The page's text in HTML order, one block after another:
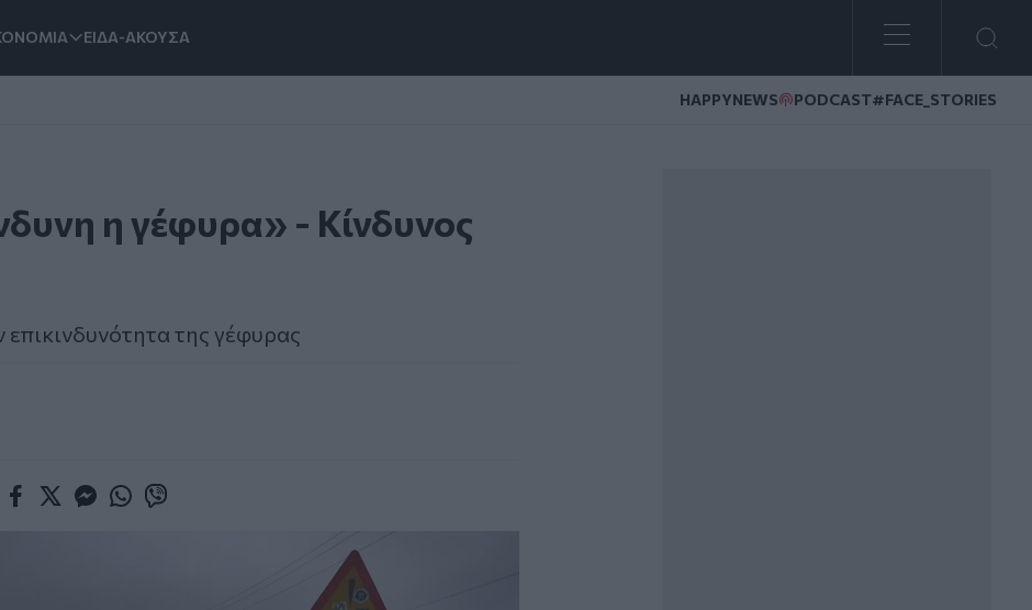
ΕΙΔΑ-ΑΚΟΥΣΑ
HAPPYNEWS PODCAST#FACE_STORIES
η γέφυρα» - Κίνδυνος
της γέφυρας